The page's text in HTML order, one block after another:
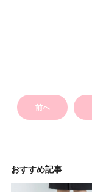
前へ
おすすめ記事